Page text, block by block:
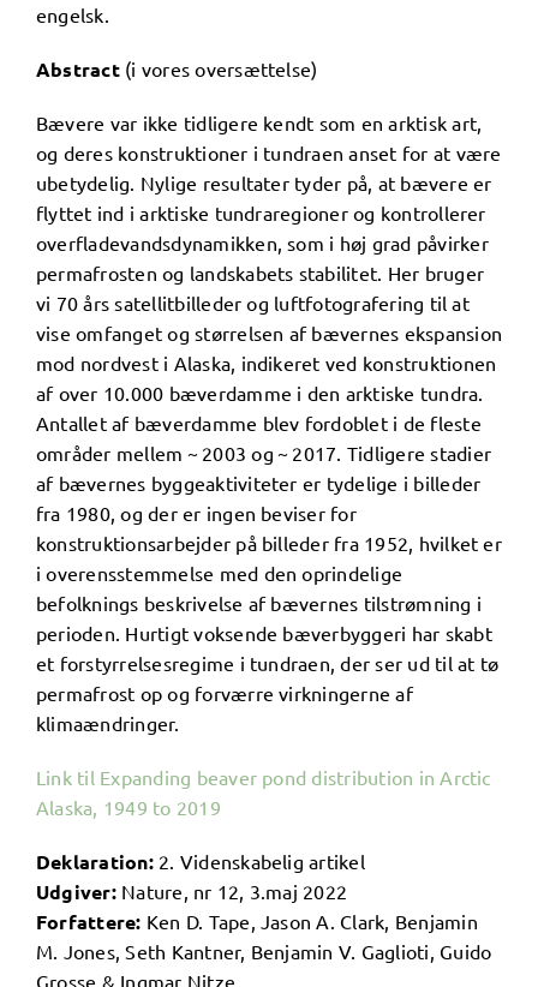
engelsk.
Abstract(i vores oversættelse)
Bævere var ikke tidligere kendt som en arktisk art,
og deres konstruktioner i tundraen anset for at være
ubetydelig. Nylige resultater tyder på, at bævere er
flyttet ind i arktiske tundraregioner og kontrollerer
overfladevandsdynamikken, som i høj grad påvirker
permafrosten og landskabets stabilitet. Her bruger
vi 70 års satellitbilleder og luftfotografering til at
vise omfanget og størrelsen af bævernes ekspansion
mod nordvest i Alaska, indikeret ved konstruktionen
af over 10.000 bæverdamme i den arktiske tundra.
Antallet af bæverdamme blev fordoblet i de fleste
områder mellem ~ 2003 og ~ 2017. Tidligere stadier
af bævernes byggeaktiviteter er tydelige i billeder
fra 1980, og der er ingen beviser for
konstruktionsarbejder på billeder fra 1952, hvilket er
i overensstemmelse med den oprindelige
befolknings beskrivelse af bævernes tilstrømning i
perioden. Hurtigt voksende bæverbyggeri har skabt
et forstyrrelsesregime i tundraen, der ser ud til at tø
permafrost op og forværre virkningerne af
klimaændringer.
Link til Expanding beaver pond distribution in Arctic
Alaska, 1949 to 2019
Deklaration:2. Videnskabelig artikel
Udgiver: Nature, nr 12, 3.maj 2022
Forfattere: Ken D. Tape, Jason A. Clark, Benjamin
M. Jones, Seth Kantner, Benjamin V. Gaglioti, Guido
Grosse & Ingmar Nitze